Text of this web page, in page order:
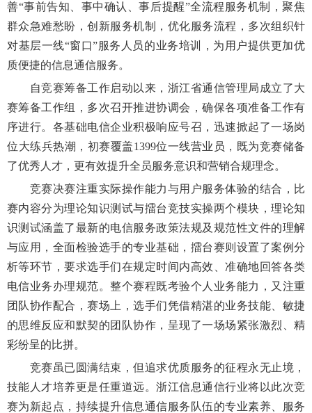
善“事前告知、事中确认、事后提醒”全流程服务机制，聚焦
群众急难愁盼，创新服务机制，优化服务流程，多次组织针
对基层一线“窗口”服务人员的业务培训，为用户提供更加优
质便捷的信息通信服务。
自竞赛筹备工作启动以来，浙江省通信管理局成立了大
赛筹备工作组，多次召开推进协调会，确保各项准备工作有
序进行。各基础电信企业积极响应号召，迅速掀起了一场岗
位大练兵热潮，初赛覆盖1399位一线营业员，既为竞赛储备
了优秀人才，更有效提升全员服务意识和营销合规理念。
竞赛决赛注重实际操作能力与用户服务体验的结合，比
赛内容分为理论知识测试与擂台竞技实操两个模块，理论知
识测试涵盖了最新的电信服务政策法规及规范性文件的理解
与应用，全面检验选手的专业基础，擂台赛则设置了案例分
析等环节，要求选手们在规定时间内高效、准确地回答各类
电信业务办理规范。整个赛程既考验个人业务能力，又注重
团队协作配合，赛场上，选手们凭借精湛的业务技能、敏捷
的思维反应和默契的团队协作，呈现了一场场紧张激烈、精
彩纷呈的比拼。
竞赛虽已圆满结束，但追求优质服务的征程永无止境，
技能人才培养更是任重道远。浙江信息通信行业将以此次竞
赛为新起点，持续提升信息通信服务队伍的专业素养、服务